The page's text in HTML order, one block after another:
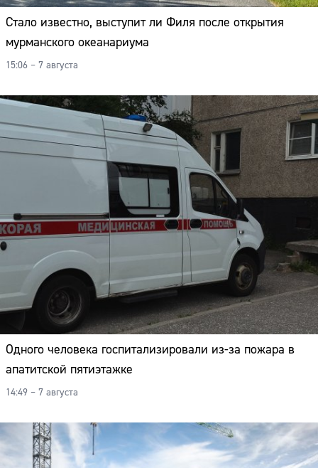
Стало известно, выступит ли Филя после открытия
мурманского океанариума
15:06 – 7 августа
Одного человека госпитализировали из-за пожара в
апатитской пятиэтажке
14:49 – 7 августа